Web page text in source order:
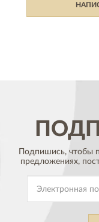
Подпишись, чтобы
предложениях,